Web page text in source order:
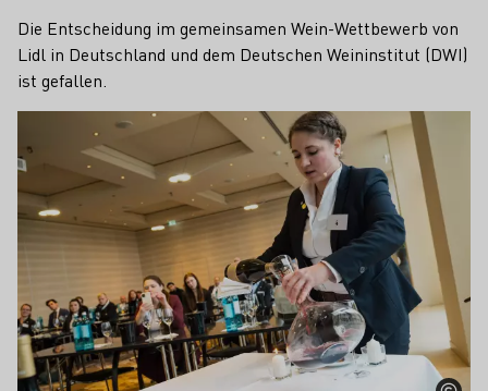
Die Entscheidung im gemeinsamen Wein-Wettbewerb von
Lidl in Deutschland und dem Deutschen Weininstitut (DWI)
ist gefallen.
Mehr erfahren